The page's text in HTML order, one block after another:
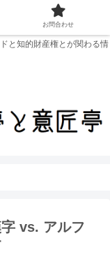
と知的財産権とが関わる情
vs. アルフ
お問合わせ